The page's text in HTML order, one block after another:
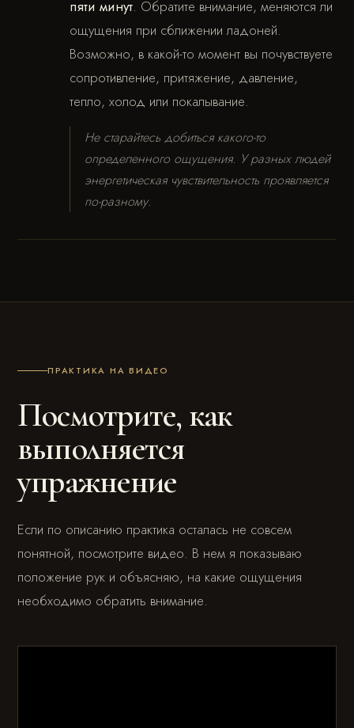
пяти минут. Обратите внимание, меняются ли
ощущения при сближении ладоней.
Возможно, в какой-то момент вы почувствуете
сопротивление, притяжение, давление,
тепло, холод или покалывание.
Не старайтесь добиться какого-то
определенного ощущения. У разных людей
энергетическая чувствительность проявляется
по-разному.
ПРАКТИКА НА ВИДЕО
Посмотрите, как
выполняется
упражнение
Если по описанию практика осталась не совсем
понятной, посмотрите видео. В нем я показываю
положение рук и объясняю, на какие ощущения
необходимо обратить внимание.